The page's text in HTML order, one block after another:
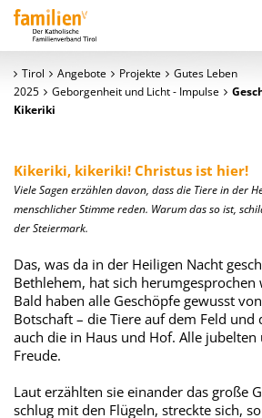
Tirol Angebote Projekte
Gutes Leben
2025
Geborgenheit und Licht - Impulse
Kikeriki
Kikeriki, kikeriki! Christus ist hier!
Viele Sagen erzählen davon, dass die Tiere in der
menschlicher Stimme reden. Warum das so ist,
der Steiermark.
Das, was da in der Heiligen Nacht
Bethlehem, hat sich herumgesprochen
Bald haben alle Geschöpfe gewusst
Botschaft – die Tiere auf dem Feld und
auch die in Haus und Hof. Alle
Freude.
Laut erzählten sie einander das große
schlug mit den Flügeln, streckte sich,